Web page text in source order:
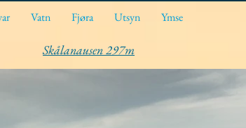
Vatn Fjøra Utsyn Ymse
Skålanausen 297m